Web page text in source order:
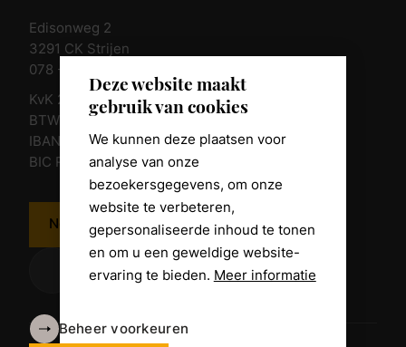
Deze website maakt
gebruik van cookies
We kunnen deze plaatsen voor
analyse van onze
bezoekersgegevens, om onze
website te verbeteren,
gepersonaliseerde inhoud te tonen
en om u een geweldige website-
ervaring te bieden. Meer informatie
Beheer voorkeuren
Edisonweg 2
3291 CK Strijen
078 - 674 84 85
KvK 23011135
BTW nr. NL 805098938.B.01
IBAN NL10 RABO 0361 8039 58
BIC RABONL2U
Neem contact op